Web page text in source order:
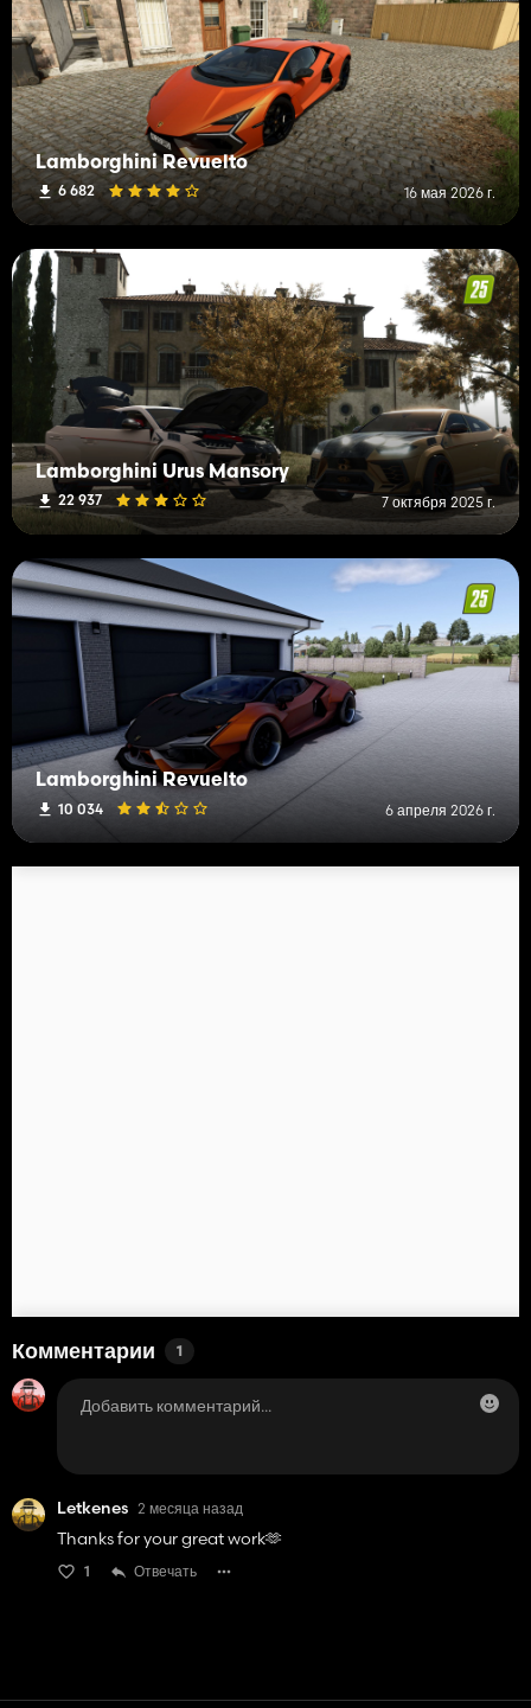
Lamborghini Revuelto
6 682 16 мая 2026 г.
Lamborghini Urus Mansory
22 937 7 октября 2025 г.
Lamborghini Revuelto
10 034 6 апреля 2026 г.
Комментарии 1
Letkenes 2 месяца назад
Thanks for your great work🫶
1 Отвечать